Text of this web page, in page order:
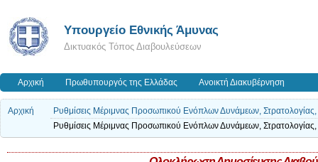
Υπουργείο Εθνικής Άμυνας
Δικτυακός Τόπος Διαβουλεύσεων
Αρχική Πρωθυπουργός της Ελλάδας Ανοικτή Διακυβέρνηση
Αρχική
Ρυθμίσεις Μέριμνας Προσωπικού Ενόπλων Δυνάμεων, Στρατολογίας,
Ρυθμίσεις Μέριμνας Προσωπικού Ενόπλων Δυνάμεων, Στρατολογίας,